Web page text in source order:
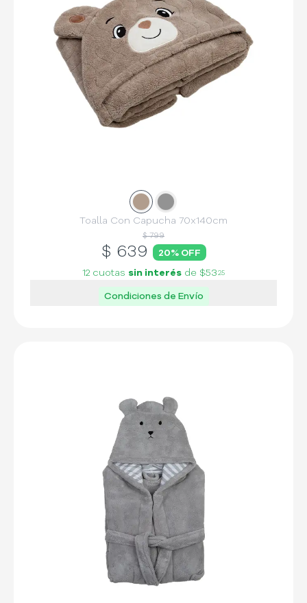
Slide 1
Slide
Toalla Con Capucha 70x140cm
$ 799
$ 639 20% OFF
12 cuotas sin interés de $53 25
Condiciones de Envío